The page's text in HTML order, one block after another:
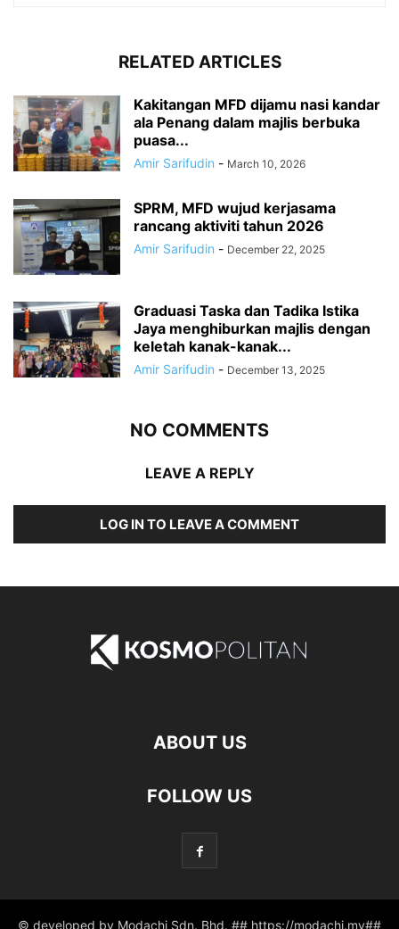
RELATED ARTICLES
Kakitangan MFD dijamu nasi kandar
ala Penang dalam majlis berbuka
puasa...
Amir Sarifudin - March 10, 2026
SPRM, MFD wujud kerjasama
rancang aktiviti tahun 2026
Amir Sarifudin - December 22, 2025
Graduasi Taska dan Tadika Istika
Jaya menghiburkan majlis dengan
keletah kanak-kanak...
Amir Sarifudin - December 13, 2025
NO COMMENTS
LEAVE A REPLY
LOG IN TO LEAVE A COMMENT
ABOUT US
FOLLOW US
© developed by Modachi Sdn. Bhd. ## https://modachi.my##